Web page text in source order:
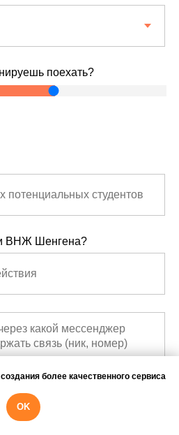
поехать?
ВНЖ Шенгена?
более качественного сервиса
OK